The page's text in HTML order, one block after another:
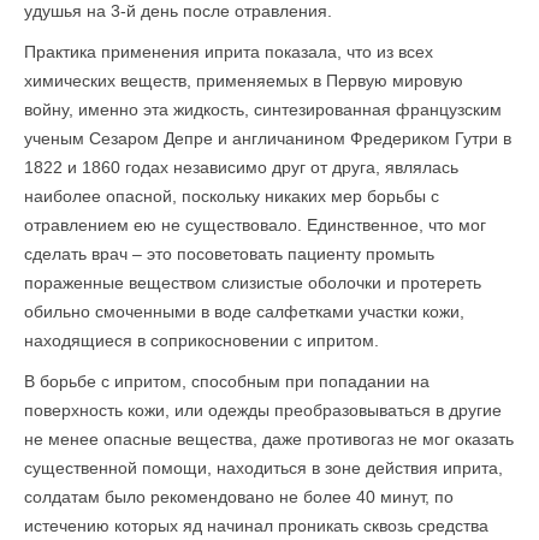
удушья на 3-й день после отравления.
Практика применения иприта показала, что из всех
химических веществ, применяемых в Первую мировую
войну, именно эта жидкость, синтезированная французским
ученым Сезаром Депре и англичанином Фредериком Гутри в
1822 и 1860 годах независимо друг от друга, являлась
наиболее опасной, поскольку никаких мер борьбы с
отравлением ею не существовало. Единственное, что мог
сделать врач – это посоветовать пациенту промыть
пораженные веществом слизистые оболочки и протереть
обильно смоченными в воде салфетками участки кожи,
находящиеся в соприкосновении с ипритом.
В борьбе с ипритом, способным при попадании на
поверхность кожи, или одежды преобразовываться в другие
не менее опасные вещества, даже противогаз не мог оказать
существенной помощи, находиться в зоне действия иприта,
солдатам было рекомендовано не более 40 минут, по
истечению которых яд начинал проникать сквозь средства